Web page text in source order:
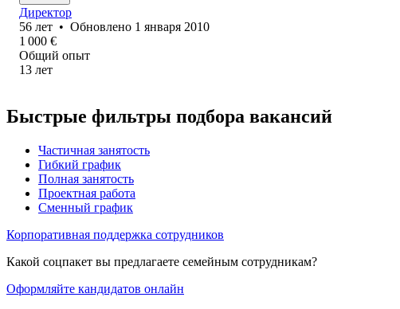
Директор
56 лет • Обновлено 1 января 2010
1 000 €
Общий опыт
13 лет
Быстрые фильтры подбора вакансий
Частичная занятость
Гибкий график
Полная занятость
Проектная работа
Сменный график
Корпоративная поддержка сотрудников
Какой соцпакет вы предлагаете семейным сотрудникам?
Оформляйте кандидатов онлайн